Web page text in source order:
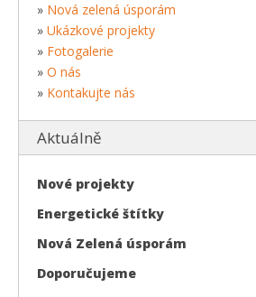
» Nová zelená úsporám
» Ukázkové projekty
» Fotogalerie
» O nás
» Kontakujte nás
Aktuálně
Nové projekty
Energetické štítky
Nová Zelená úsporám
Doporučujeme